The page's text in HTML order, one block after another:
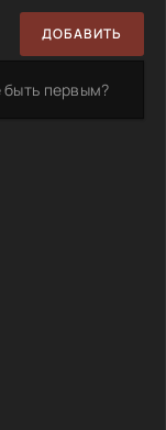
ДОБАВИТЬ
первым?